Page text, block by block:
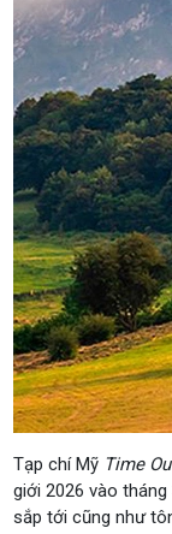
Tạp chí Mỹ Time
giới 2026 vào
sắp tới cũng như